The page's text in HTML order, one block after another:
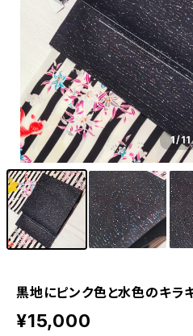
1/11
黒地にピンク色と水色のキ
¥15,000